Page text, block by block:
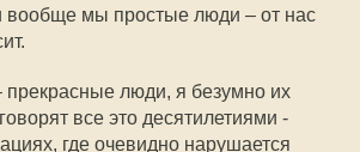
вообще мы простые люди – от нас
прекрасные люди, я безумно их
все это десятилетиями -
где очевидно нарушается